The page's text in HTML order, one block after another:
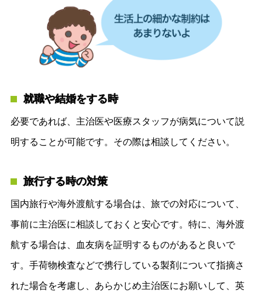
就職や結婚をする時
必要であれば、主治医や医療スタッフが病気について説
明することが可能です。その際は相談してください。
旅行する時の対策
国内旅行や海外渡航する場合は、旅での対応について、
事前に主治医に相談しておくと安心です。特に、海外渡
航する場合は、血友病を証明するものがあると良いで
す。手荷物検査などで携行している製剤について指摘さ
れた場合を考慮し、あらかじめ主治医にお願いして、英